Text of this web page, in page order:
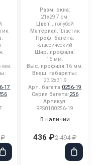
мм.
17
₽
Разм. окна:
21x29,7 см.
Цвет..:голубой
Материал: Пластик
Проф. багета:
классический
Шир. профиля:
16 мм.
Выс. профиля:16 мм.
Внеш. габариты:
23.2x31.9
Арт. багета:0256-19
Серия багета:256
Артикул:
RPS0180256-19
В наличии
436 ₽2 494 ₽